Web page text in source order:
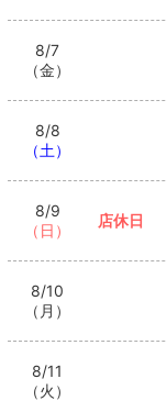
8/7
（金）
8/8
（土）
8/9
（日）
店休日
8/10
（月）
8/11
（火）